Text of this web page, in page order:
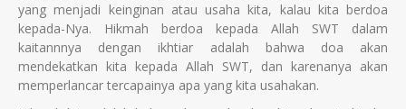
yang menjadi keinginan atau usaha kita, kalau kita berdoa
kepada-Nya. Hikmah berdoa kepada Allah SWT dalam
kaitannnya dengan ikhtiar adalah bahwa doa akan
mendekatkan kita kepada Allah SWT, dan karenanya akan
memperlancar tercapainya apa yang kita usahakan.